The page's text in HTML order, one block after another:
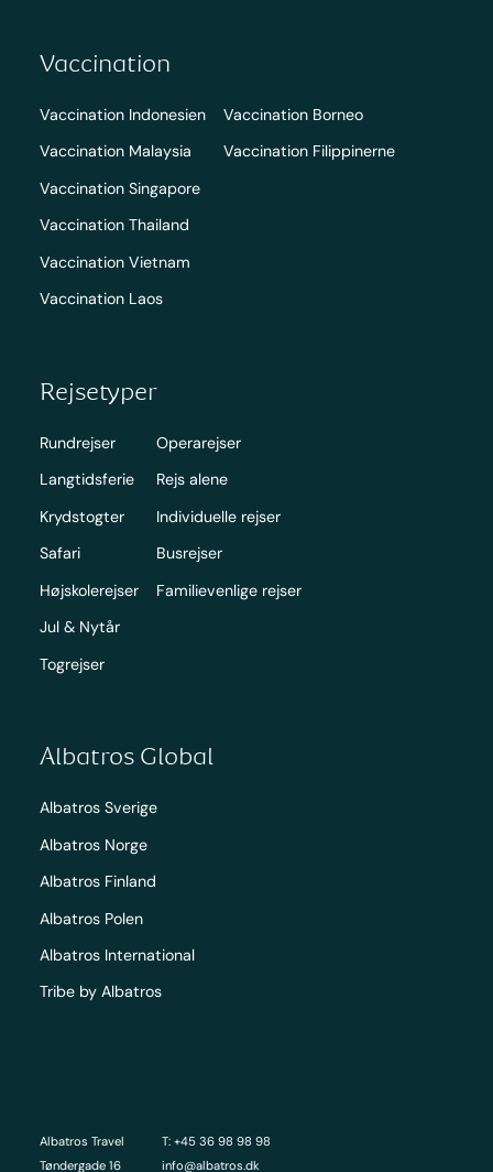
Vaccination
Vaccination Indonesien
Vaccination Malaysia
Vaccination Singapore
Vaccination Thailand
Vaccination Vietnam
Vaccination Laos
Vaccination Borneo
Vaccination Filippinerne
Albatros Travel
Tøndergade 16
T: +45 36 98 98 98
info@albatros.dk
Rejsetyper
Rundrejser
Langtidsferie
Krydstogter
Safari
Højskolerejser
Jul & Nytår
Togrejser
Operarejser
Rejs alene
Individuelle rejser
Busrejser
Familievenlige rejser
Albatros Global
Albatros Sverige
Albatros Norge
Albatros Finland
Albatros Polen
Albatros International
Tribe by Albatros